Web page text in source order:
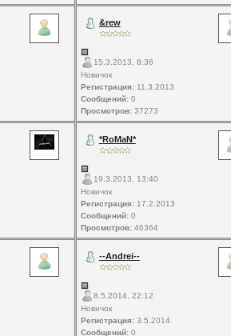
&rew
15.3.2013, 8:36
Новичок
Регистрация:11.3.2013
Сообщений:0
Просмотров:37273
*RoMaN*
19.3.2013, 13:40
Новичок
Регистрация:17.2.2013
Сообщений:0
Просмотров:46364
--Andrei--
8.5.2014, 22:12
Новичок
Регистрация:3.5.2014
Сообщений:0